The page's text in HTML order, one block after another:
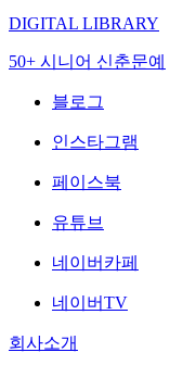
DIGITAL LIBRARY
50+ 시니어 신춘문예
블로그
인스타그램
페이스북
유튜브
네이버카페
네이버TV
회사소개